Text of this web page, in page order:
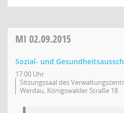
MI 02.09.2015
Sozial- und
17:00 Uhr
Sitzungssaal des
Werdau, Königswalder Straße 18